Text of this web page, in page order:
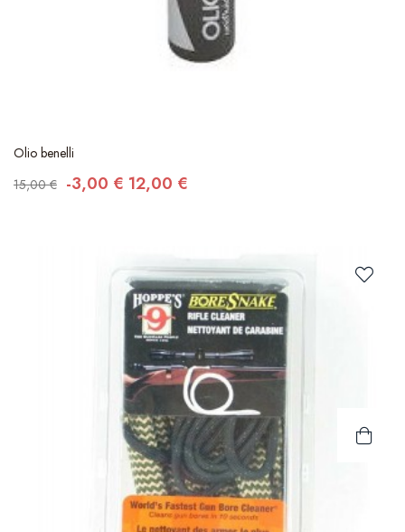
Olio benelli
15,00 € -3,00 € 12,00 €